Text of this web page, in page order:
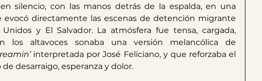
silencio, con las manos detrás de la espalda, en una
evocó directamente las escenas de detención migrante
y El Salvador. La atmósfera fue tensa, cargada,
interpretada por José Feliciano, y que reforzaba el
desarraigo, esperanza y dolor.